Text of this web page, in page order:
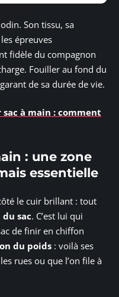
Son tissu, sa
épreuves
fidèle du compagnon
Fouiller au fond du
de sa durée de vie.
à main : comment
: une zone
essentielle
le cuir brillant : tout
sac. C’est lui qui
de finir en chiffon
du poids : voilà ses
rues ou que l’on file à